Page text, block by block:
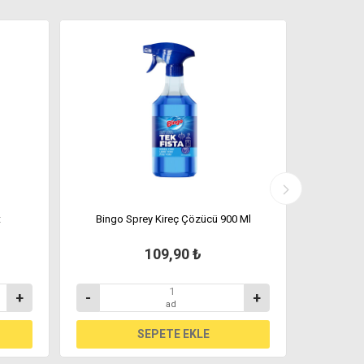
+
Bingo Sprey Kireç Çözücü 900 Ml
109,90 ₺
- ad +